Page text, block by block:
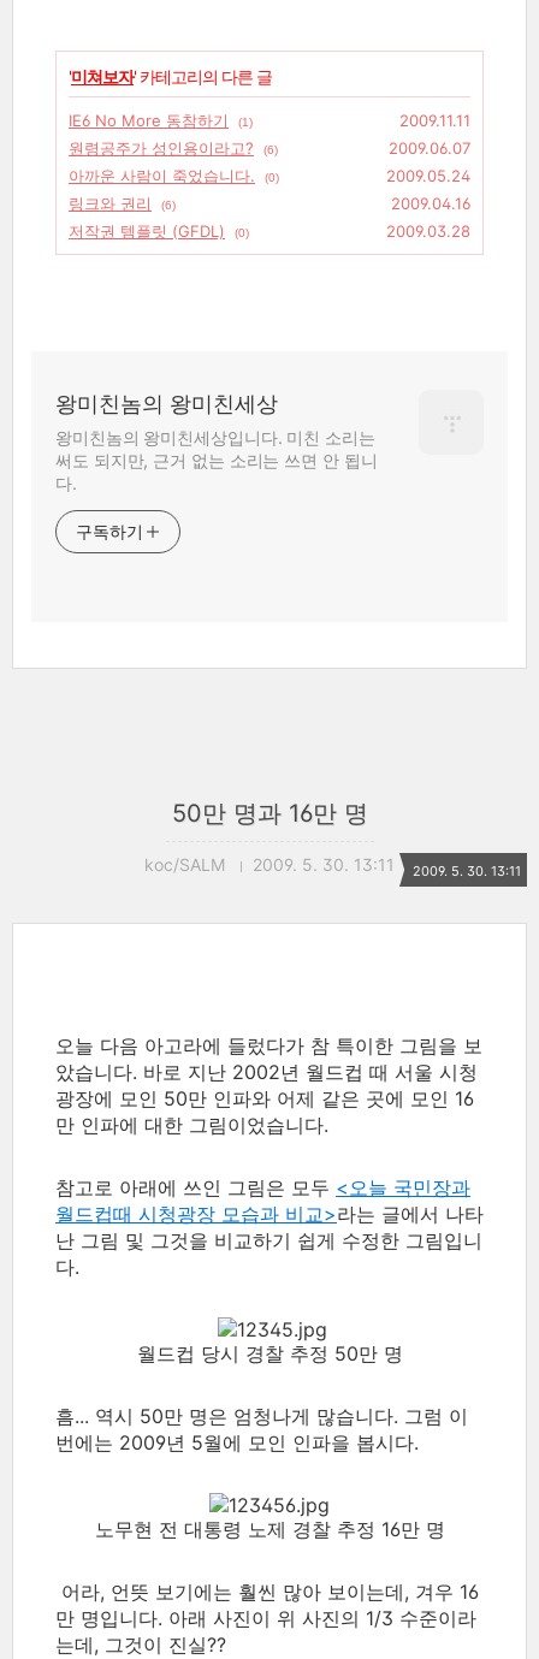
'미쳐보자' 카테고리의 다른 글
IE6 No More 동참하기 (1)
2009.11.11
원령공주가 성인용이라고?
(6)
2009.06.07
아까운 사람이 죽었습니다.
(0)
2009.05.24
링크와 권리
(6)
2009.04.16
저작권 템플릿 (GFDL)
(0) 2009.03.28
왕미친놈의 왕미친세상
왕미친놈의 왕미친세상입니다. 미친 소리는
써도 되지만, 근거 없는 소리는 쓰면 안 됩니
다.
구독하기
50만 명과 16만 명
koc/SALM 2009. 5. 30. 13:11 2009. 5. 30. 13:11
오늘 다음 아고라에 들렀다가 참 특이한 그림을 보
았습니다. 바로 지난 2002년 월드컵 때 서울 시청
광장에 모인 50만 인파와 어제 같은 곳에 모인 16
만 인파에 대한 그림이었습니다.
참고로 아래에 쓰인 그림은 모두 <오늘 국민장과
월드컵때 시청광장 모습과 비교>라는 글에서 나타
난 그림 및 그것을 비교하기 쉽게 수정한 그림입니
다.
월드컵 당시 경찰 추정 50만 명
흠... 역시 50만 명은 엄청나게 많습니다. 그럼 이
번에는 2009년 5월에 모인 인파을 봅시다.
노무현 전 대통령 노제 경찰 추정 16만 명
어라, 언뜻 보기에는 훨씬 많아 보이는데, 겨우 16
만 명입니다. 아래 사진이 위 사진의 1/3 수준이라
는데, 그것이 진실??